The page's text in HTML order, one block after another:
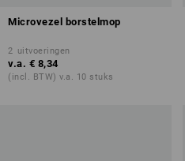
Microvezel borstelmop
2 uitvoeringen
v.a. € 8,34
(incl. BTW) v.a. 10 stuks